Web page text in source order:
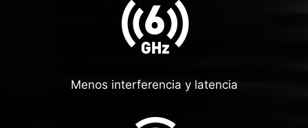
Menos interferencia y latencia